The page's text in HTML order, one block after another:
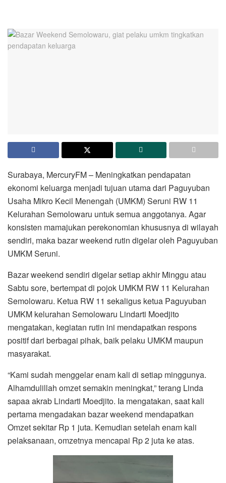
Surabaya, MercuryFM – Meningkatkan pendapatan
ekonomi keluarga menjadi tujuan utama dari Paguyuban
Usaha Mikro Kecil Menengah (UMKM) Seruni RW 11
Kelurahan Semolowaru untuk semua anggotanya. Agar
konsisten mamajukan perekonomian khususnya di wilayah
sendiri, maka bazar weekend rutin digelar oleh Paguyuban
UMKM Seruni.
Bazar weekend sendiri digelar setiap akhir Minggu atau
Sabtu sore, bertempat di pojok UMKM RW 11 Kelurahan
Semolowaru. Ketua RW 11 sekaligus ketua Paguyuban
UMKM kelurahan Semolowaru Lindarti Moedjito
mengatakan, kegiatan rutin ini mendapatkan respons
positif dari berbagai pihak, baik pelaku UMKM maupun
masyarakat.
“Kami sudah menggelar enam kali di setiap minggunya.
Alhamdulillah omzet semakin meningkat,” terang Linda
sapaa akrab Lindarti Moedjito. Ia mengatakan, saat kali
pertama mengadakan bazar weekend mendapatkan
Omzet sekitar Rp 1 juta. Kemudian setelah enam kali
pelaksanaan, omzetnya mencapai Rp 2 juta ke atas.